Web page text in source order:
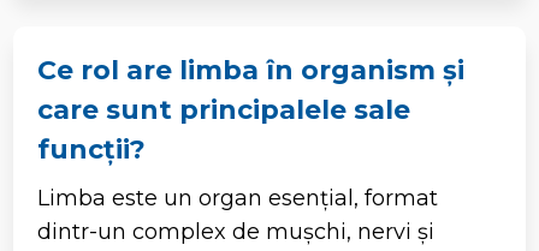
Ce rol are limba în organism și
care sunt principalele sale
funcții?
Limba este un organ esențial, format
dintr-un complex de mușchi, nervi și